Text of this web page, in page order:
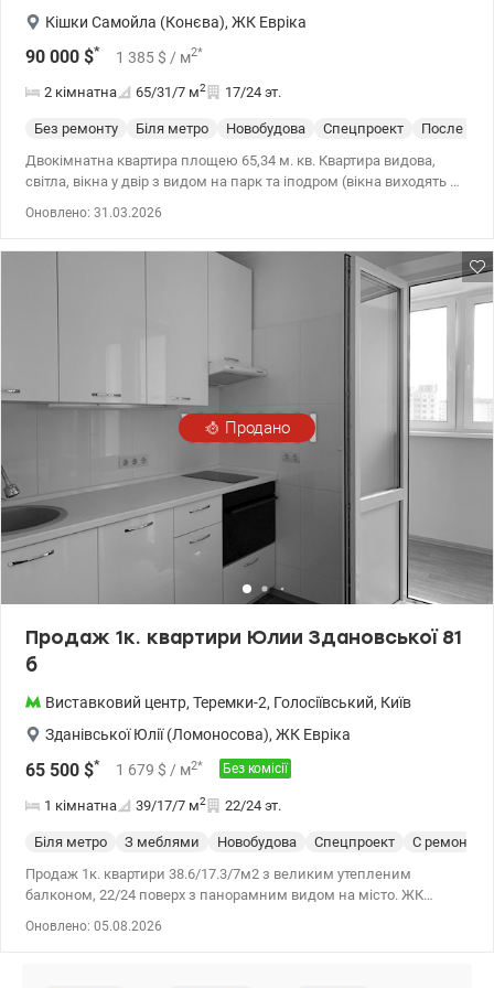
Кішки Самойла (Конєва), ЖК Евріка
90 000 $* 1 385 $ / м2*
2 кімнатна 65/31/7 м2 17/24 эт.
Без ремонту Біля метро Новобудова Спецпроект
После
Двокімнатна квартира площею 65,34 м. кв. Квартира видова,
світла, вікна у двір з видом на парк та іподром (вікна виходять на
паркування. Пішки до станції метро Іподром 5-8 хвилин, до
станції метро Виставковий центр (ВДНГ) до 15 хвилин.
Оновлено: 31.03.2026
Продано
Продаж 1к. квартири Юлии Здановської 81
б
Виставковий центр, Теремки-2, Голосіївський, Київ
Зданівської Юлії (Ломоносова), ЖК Евріка
65 500 $* 1 679 $ / м2* Без комісії
1 кімнатна 39/17/7 м2 22/24 эт.
Біля метро З меблями Новобудова Спецпроект
С ремонтом
Продаж 1к. квартири 38.6/17.3/7м2 з великим утепленим
балконом, 22/24 поверх з панорамним видом на місто. ЖК
Оновлено: 05.08.2026